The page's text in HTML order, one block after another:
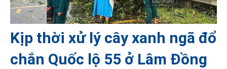
Kịp thời xử lý cây xanh ngã đổ
chắn Quốc lộ 55 ở Lâm Đồng